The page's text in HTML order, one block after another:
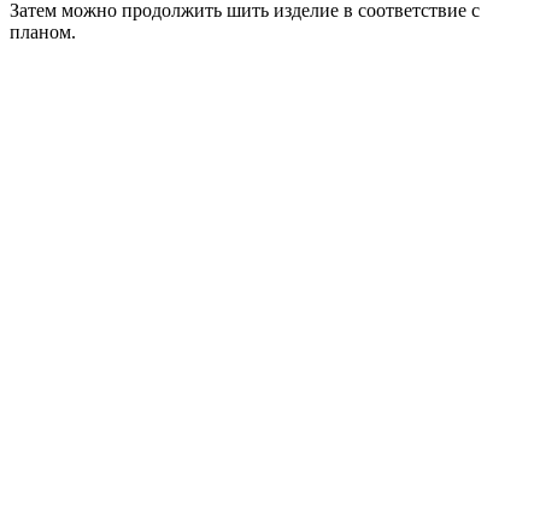
Затем можно продолжить шить изделие в соответствие с
планом.